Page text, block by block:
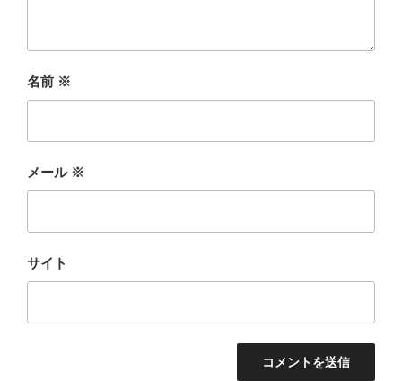
名前 ※
メール ※
サイト